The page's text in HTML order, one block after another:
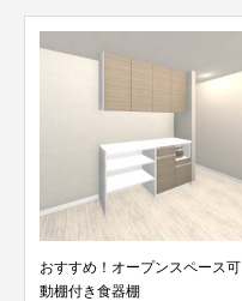
おすすめ！オープンスペース可
動棚付き食器棚